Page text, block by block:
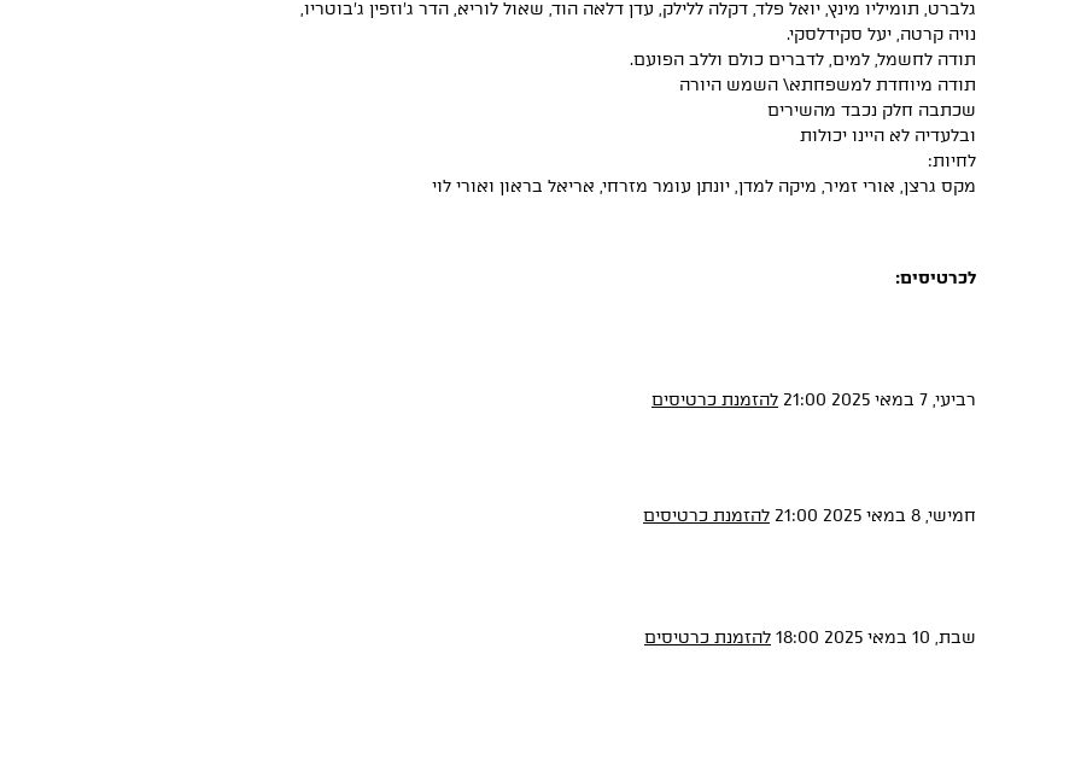
גלברט, תומיליו מינץ, יואל פלד, דקלה ללילק, עדן דלאה הוד, שאול לוריא, הדר ג׳וזפין ג׳בוטריו,
נויה קרטה, יעל סקידלסקי.
תודה לחשמל, למים, לדברים כולם וללב הפועם.
תודה מיוחדת למשפחתא\ השמש היורה
שכתבה חלק נכבד מהשירים
ובלעדיה לא היינו יכולות
לחיות:
מקס גרצן, אורי זמיר, מיקה למדן, יונתן עומר מזרחי, אריאל בראון ואורי לוי
לכרטיסים:
רביעי, 7 במאי 2025 21:00 להזמנת כרטיסים
חמישי, 8 במאי 2025 21:00 להזמנת כרטיסים
שבת, 10 במאי 2025 18:00 להזמנת כרטיסים